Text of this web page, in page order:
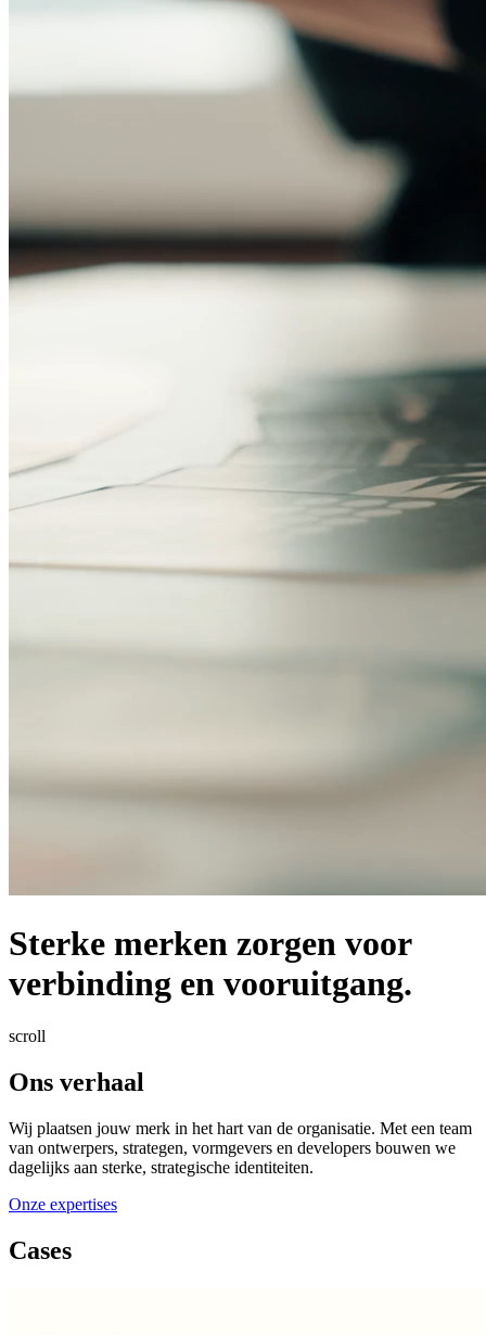
Sterke merken zorgen voor
verbinding en vooruitgang.
scroll
Ons verhaal
Wij plaatsen jouw merk in het hart van de organisatie. Met een team
van ontwerpers, strategen, vormgevers en developers bouwen we
dagelijks aan sterke, strategische identiteiten.
Onze expertises
Cases